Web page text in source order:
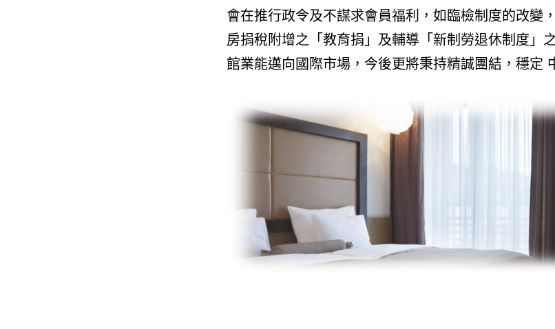
會在推行政令及不謀求會員福利，如臨檢制度的改變
房捐稅附增之「教育捐」及輔導「新制勞退休制度」
館業能邁向國際市場，今後更將秉持精誠團結，穩定